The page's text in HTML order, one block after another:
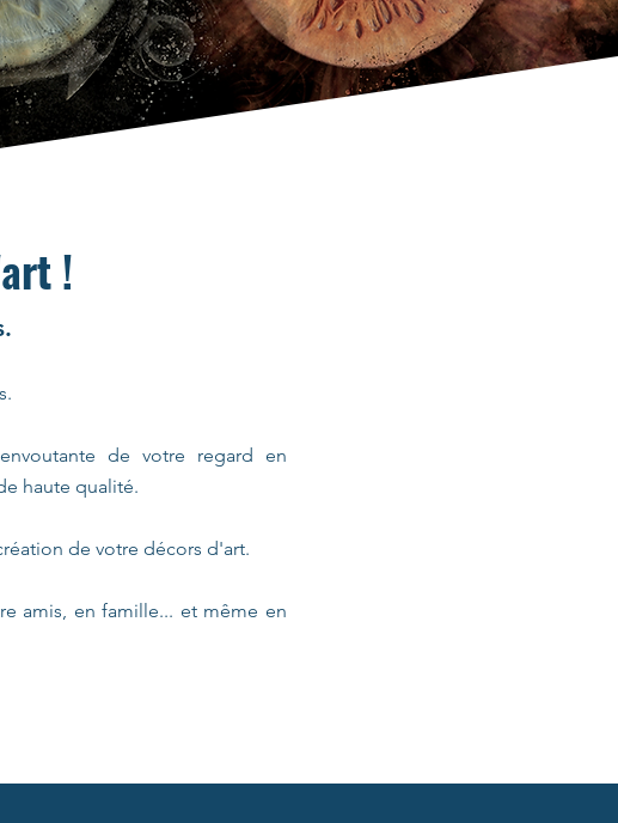
!
de votre regard en
haute qualité.
de votre décors d'art.
amis, en famille... et même en